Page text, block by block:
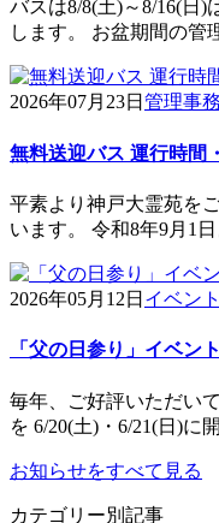
バスは8/8(土)～8/16(日)
します。 お盆期間の管
2026年07月23日 管理事
無料送迎バス 運行時間
平素より神戸大霊苑を
います。 令和8年9月1
2026年05月12日 イベン
「父の日参り」イベン
毎年、ご好評いただい
を 6/20(土)・6/21(日)に
お知らせをすべて見る
カテゴリー別記事